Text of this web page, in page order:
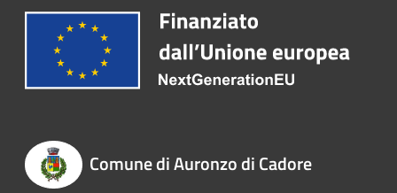
Comune di Auronzo di Cadore